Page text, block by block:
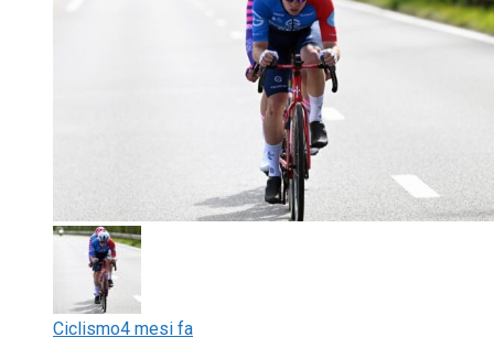
Ciclismo4 mesi fa